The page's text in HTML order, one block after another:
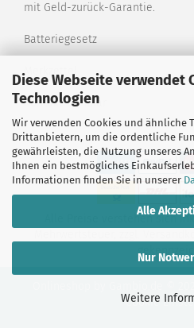
Diese Webseite verwendet
Technologien
Wir verwenden Cookies und ähnliche
Drittanbietern, um die ordentliche
gewährleisten, die Nutzung unseres
Ihnen ein bestmögliches
Informationen finden Sie in unserer
Alle
Nur
Weitere
mit Geld-zurück-Garantie.
Batteriegesetz
Merkzettel
Kontaktformular
Alle Preise verstehen sich
Cookie